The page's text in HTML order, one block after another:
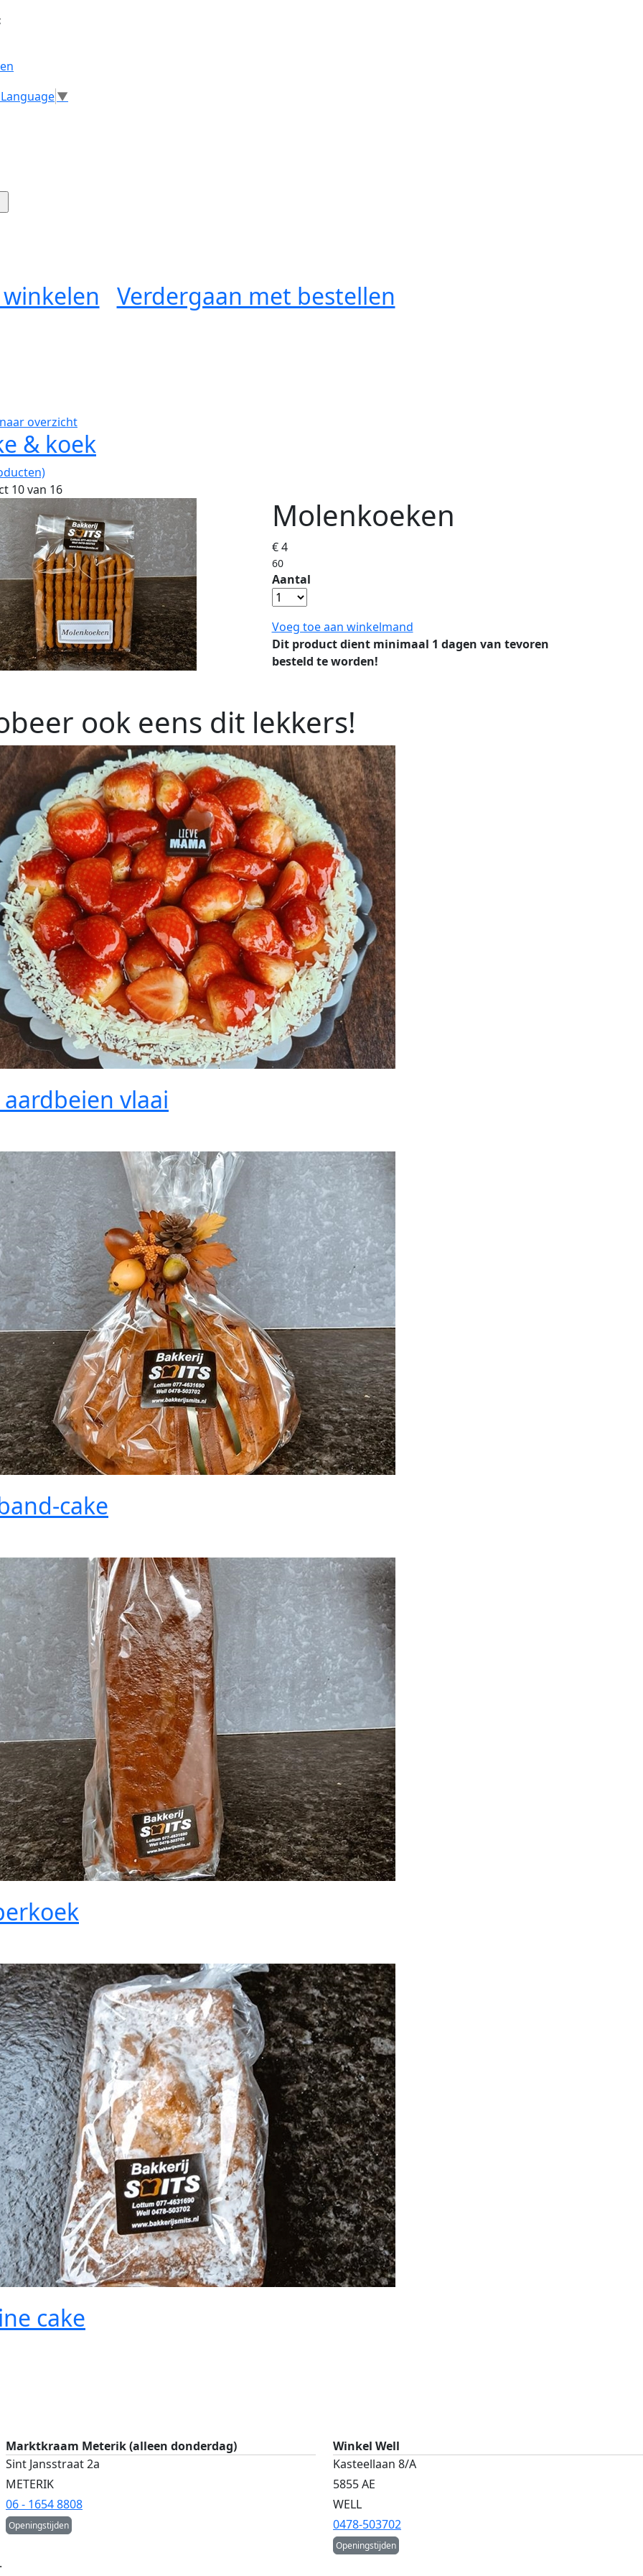
▼
Verdergaan met bestellen
overzicht
& koek
10 van 16
Molenkoeken
€ 4
60
Aantal
Voeg toe aan winkelmand
Dit product dient minimaal 1 dagen van tevoren
besteld te worden!
ook eens dit lekkers!
vlaai
cake
cake
Marktkraam Meterik (alleen donderdag)
Sint Jansstraat 2a
METERIK
06 - 1654 8808
Openingstijden
Winkel Well
Kasteellaan 8/A
5855 AE
WELL
0478-503702
Openingstijden
.